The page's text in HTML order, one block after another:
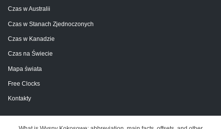
Czas w Australii
Czas w Stanach Zjednoczonych
Czas w Kanadzie
Czas na Świecie
Mapa świata
Free Clocks
Kontakty